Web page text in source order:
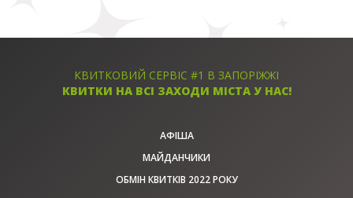
КВИТКОВИЙ СЕРВІС #1 В ЗАПОРІЖЖІ
КВИТКИ НА ВСІ ЗАХОДИ МІСТА У НАС!
АФІША
МАЙДАНЧИКИ
ОБМІН КВИТКІВ 2022 РОКУ